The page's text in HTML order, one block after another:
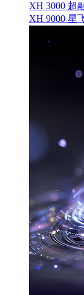
XH 3000 超
XH 9000 星